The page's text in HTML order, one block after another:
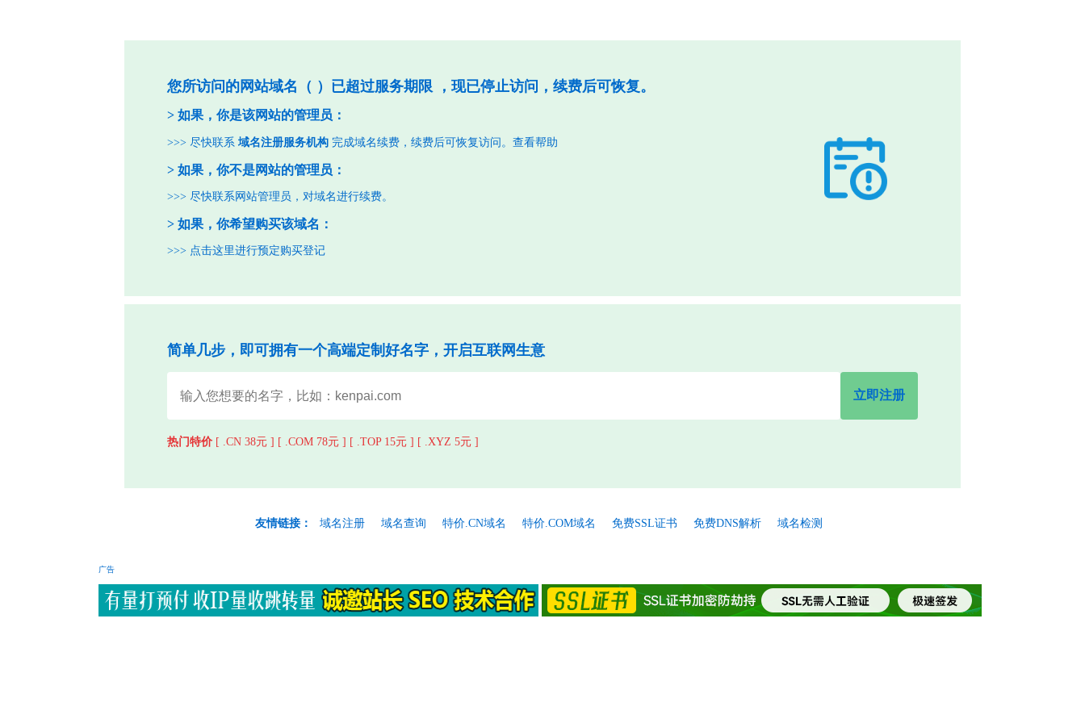
您所访问的网站域名（ ）已超过服务期限 ，现已停止访问，续费后可恢复。
> 如果，你是该网站的管理员：
>>> 尽快联系 域名注册服务机构 完成域名续费，续费后可恢复访问。 查看帮助
> 如果，你不是网站的管理员：
>>> 尽快联系网站管理员，对域名进行续费。
> 如果，你希望购买该域名：
>>> 点击这里进行预定购买登记
简单几步，即可拥有一个高端定制好名字，开启互联网生意
立即注册
热门特价 [ .CN 38元 ] [ .COM 78元 ] [ .TOP 15元 ] [ .XYZ 5元 ]
友情链接： 域名注册 域名查询 特价.CN域名 特价.COM域名 免费SSL证书 免费DNS解析 域名检测
广告